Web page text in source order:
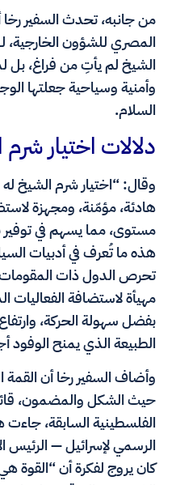
من جانبه، تحدث السفير
المصري للشؤون الخارجية،
الشيخ لم يأتِ من فراغ، بل
وأمنية وسياحية جعلتها
السلام.
دلالات اختيار
وقال: “اختيار شرم الشيخ
هادئة، مؤمّنة، ومجهزة
مستوى، مما يسهم في توفير
هذه ما تُعرف في أدبيات
تحرص الدول ذات المقومات
مهيأة لاستضافة الفعاليات
بفضل سهولة الحركة،
الطبيعة الذي يمنح الوفود
وأضاف السفير رخا أن
حيث الشكل والمضمون،
الفلسطينية السابقة،
الرسمي لإسرائيل — الرئيس
كان يروج لفكرة أن “القوة